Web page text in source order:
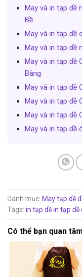
May và in tạp dề
Bề
May và in tạp dề
May và in tạp dề
May và in tạp dề
Bằng
May và in tạp dề
May và in tạp dề
May và in tạp dề
May và in tạp dề
Danh mục: May tạp dề
Tags: in tạp dềin tạp dề
Có thể bạn quan